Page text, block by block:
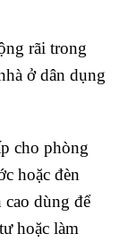
rãi trong
ở dân dụng
cho phòng
hoặc đèn
dùng để
hoặc làm